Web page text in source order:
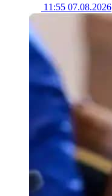
11:55 07.08.2026